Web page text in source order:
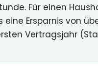
Für einen
Ersparnis von
Vertragsjahr